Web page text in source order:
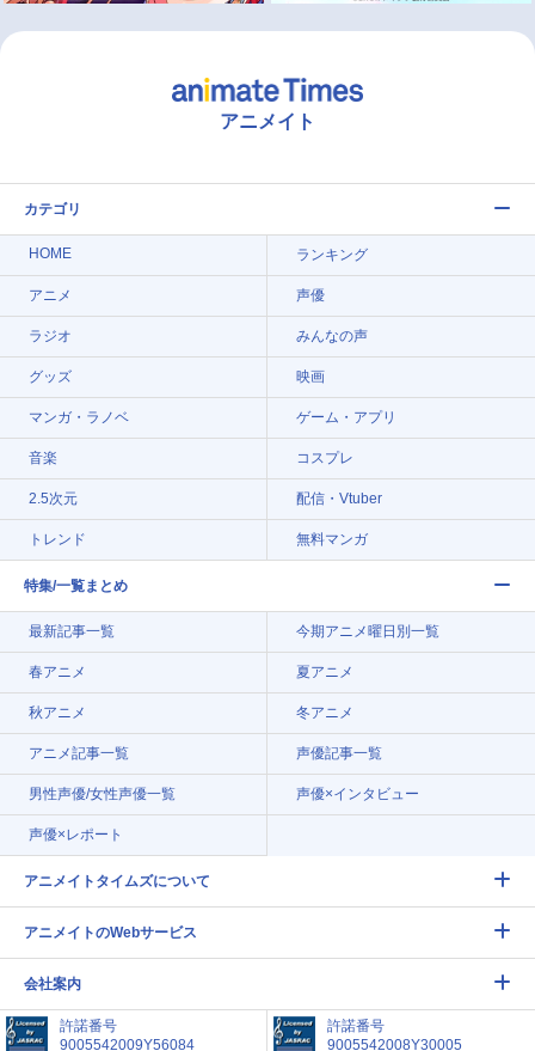
アニメイト
カテゴリ
HOME ランキング
アニメ 声優
ラジオ みんなの声
グッズ 映画
マンガ・ラノベ ゲーム・アプリ
音楽 コスプレ
2.5次元 配信・Vtuber
トレンド 無料マンガ
特集/一覧まとめ
最新記事一覧 今期アニメ曜日別一覧
春アニメ 夏アニメ
秋アニメ 冬アニメ
アニメ記事一覧 声優記事一覧
男性声優/女性声優一覧 声優×インタビュー
声優×レポート
アニメイトタイムズについて
アニメイトのWebサービス
会社案内
許諾番号
9005542009Y56084
許諾番号
9005542008Y30005